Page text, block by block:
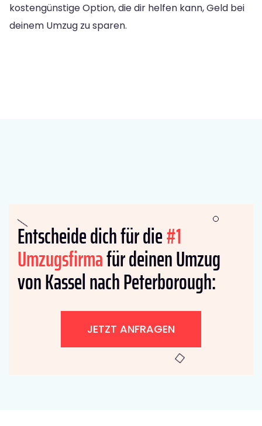
kostengünstige Option, die dir helfen kann, Geld bei
deinem Umzug zu sparen.
Entscheide dich für die#1
Umzugsfirmafür deinen Umzug
von Kassel nach Peterborough:
JETZT ANFRAGEN